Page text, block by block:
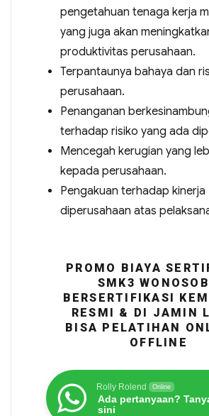
pengetahuan tenaga kerja
yang juga akan
produktivitas perusahaan.
Terpantaunya bahaya dan
perusahaan.
Penanganan
terhadap risiko yang ada
Mencegah kerugian yang
kepada perusahaan.
Pengakuan terhadap kinerja
diperusahaan atas
PROMO BIAYA
SMK3
BERSERTIFIKASI
RESMI & DI JAMIN
BISA PELATIHAN
OFFLINE
Rolly Rolend Online
Ada pertanyaan?
sini